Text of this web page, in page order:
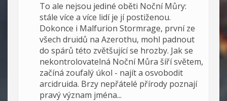
To ale nejsou jediné oběti Noční Můry:
stále více a více lidí je jí postiženou.
Dokonce i Malfurion Stormrage, první ze
všech druidů na Azerothu, mohl padnout
do spárů této zvětšující se hrozby. Jak se
nekontrolovatelná Noční Můra šíří světem,
začíná zoufalý úkol - najít a osvobodit
arcidruida. Brzy nepřátelé přírody poznají
pravý význam jména...